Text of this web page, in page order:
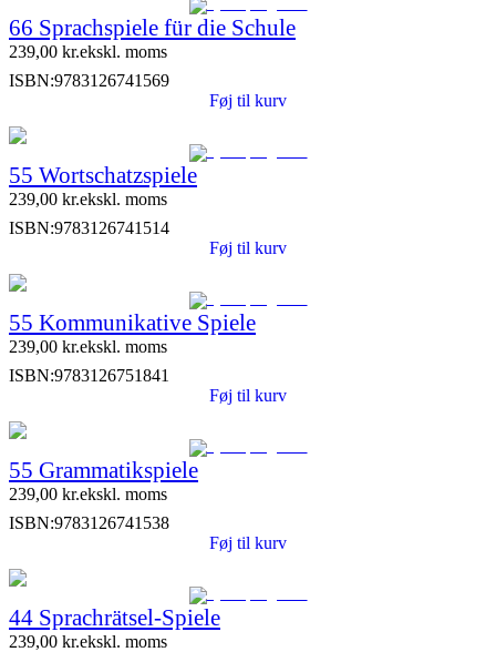
66 Sprachspiele für die Schule
239,00 kr.ekskl. moms
ISBN:9783126741569
Føj til kurv
55 Wortschatzspiele
239,00 kr.ekskl. moms
ISBN:9783126741514
Føj til kurv
55 Kommunikative Spiele
239,00 kr.ekskl. moms
ISBN:9783126751841
Føj til kurv
55 Grammatikspiele
239,00 kr.ekskl. moms
ISBN:9783126741538
Føj til kurv
44 Sprachrätsel-Spiele
239,00 kr.ekskl. moms